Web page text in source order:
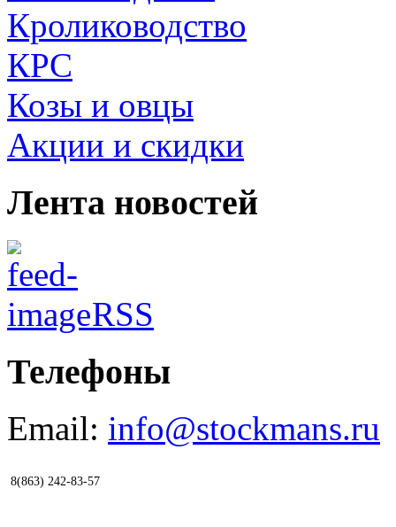
Кролиководство
КРС
Козы и овцы
Акции и скидки
Лента новостей
RSS
Телефоны
Email: info@stockmans.ru
8(863) 242-83-57